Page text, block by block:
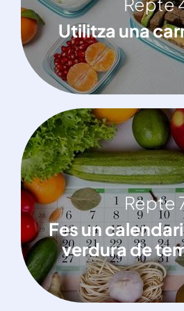
Utilitza una
Utilitza una
Repte
Fes un
verdura de
Fes un calendari de